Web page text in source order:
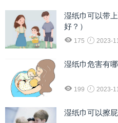
湿纸巾可以带
好？）
175 2023-
湿纸巾危害有
199 2023-
湿纸巾可以擦